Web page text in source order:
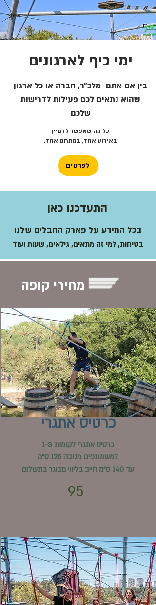
ימי כיף לארגונים
בין אם אתם מלכ״ר, חברה או כל ארגון
שהוא נתאים לכם פעילות לדרישות
שלכם
כל מה שאפשר לדמיין
באירוע אחד, במתחם אחד.
לפרטים
התעדכנו כאן
בכל המידע על פארק החבלים שלנו
בטיחות, למי זה מתאים, גילאים, שעות ועוד
מחירי קופה
כרטיס אתגרי
כרטיס אתגרי לקומות 1-3
למשתתפים מגובה 125 ס"מ
עד 140 ס"מ חייב בליווי מבוגר בתשלום
95